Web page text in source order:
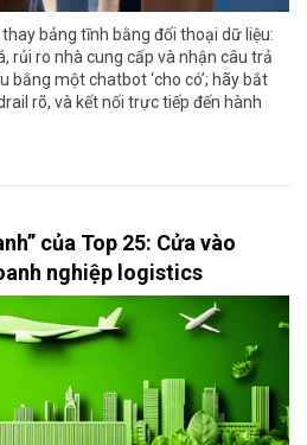
bảng tĩnh bằng đối thoại dữ liệu:
rủi ro nhà cung cấp và nhận câu trả
bằng một chatbot ‘cho có’; hãy bắt
rõ, và kết nối trực tiếp đến hành
của Top 25: Cửa vào
nghiệp logistics